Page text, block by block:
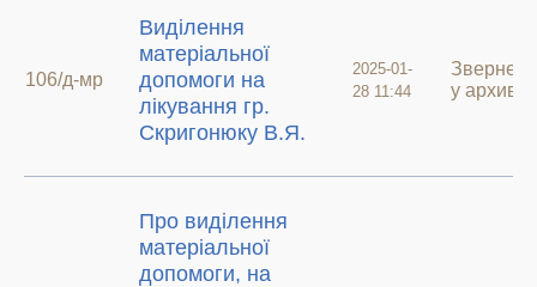
106/д-мр
Виділення
матеріальної
допомоги на
лікування гр.
Скригонюку В.Я.
2025-01-
28 11:44
у архиві
Про виділення
матеріальної
допомоги, на